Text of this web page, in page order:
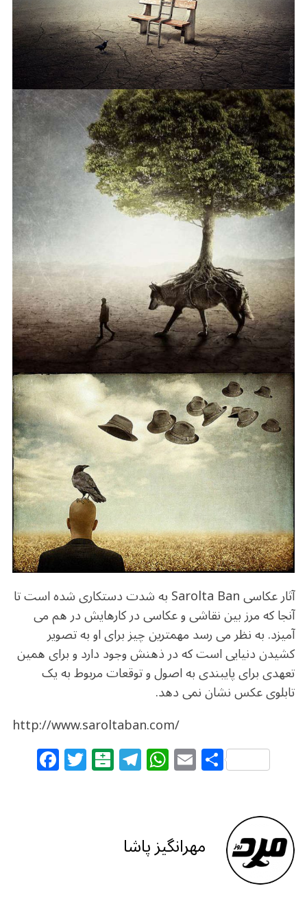
آثار عکاسی Sarolta Ban به شدت دستکاری شده است تا
آنجا که مرز بین نقاشی و عکاسی در کارهایش در هم می
آمیزد. به نظر می رسد مهمترین چیز برای او به تصویر
کشیدن دنیایی است که در ذهنش وجود دارد و برای همین
تعهدی برای پایبندی به اصول و توقعات مربوط به یک
تابلوی عکس نشان نمی دهد.
http://www.saroltaban.com/
F
a T
w B
al
in
T
el
ra
m
W
h
A
p
E
m S
h
e مهرانگیز پاشا